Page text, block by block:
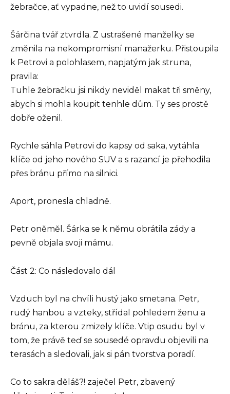
žebračce, ať vypadne, než to uvidí sousedi.
Šárčina tvář ztvrdla. Z ustrašené manželky se
změnila na nekompromisní manažerku. Přistoupila
k Petrovi a polohlasem, napjatým jak struna,
pravila:
Tuhle žebračku jsi nikdy neviděl makat tři směny,
abych si mohla koupit tenhle dům. Ty ses prostě
dobře oženil.
Rychle sáhla Petrovi do kapsy od saka, vytáhla
klíče od jeho nového SUV a s razancí je přehodila
přes bránu přímo na silnici.
Aport, pronesla chladně.
Petr oněměl. Šárka se k němu obrátila zády a
pevně objala svoji mámu.
Část 2: Co následovalo dál
Vzduch byl na chvíli hustý jako smetana. Petr,
rudý hanbou a vzteky, střídal pohledem ženu a
bránu, za kterou zmizely klíče. Vtip osudu byl v
tom, že právě teď se sousedé opravdu objevili na
terasách a sledovali, jak si pán tvorstva poradí.
Co to sakra děláš?! zaječel Petr, zbavený